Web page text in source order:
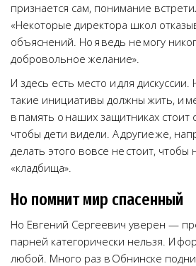
признается сам, понимание
«Некоторые директора школ
объяснений. Но я ведь не могу
добровольное желание».
И здесь есть место и для
такие инициативы должны жить, и
в память о наших защитниках
чтобы дети видели. А другие же,
делать этого вовсе не стоит, чтобы
«кладбища».
Но помнит мир спасенный
Но Евгений Сергеевич уверен —
парней категорически нельзя. И
любой. Много раз в Обнинске